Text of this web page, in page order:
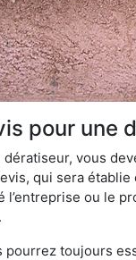
pour une
dératiseur, vous
qui sera
l’entreprise ou le
pourrez toujours